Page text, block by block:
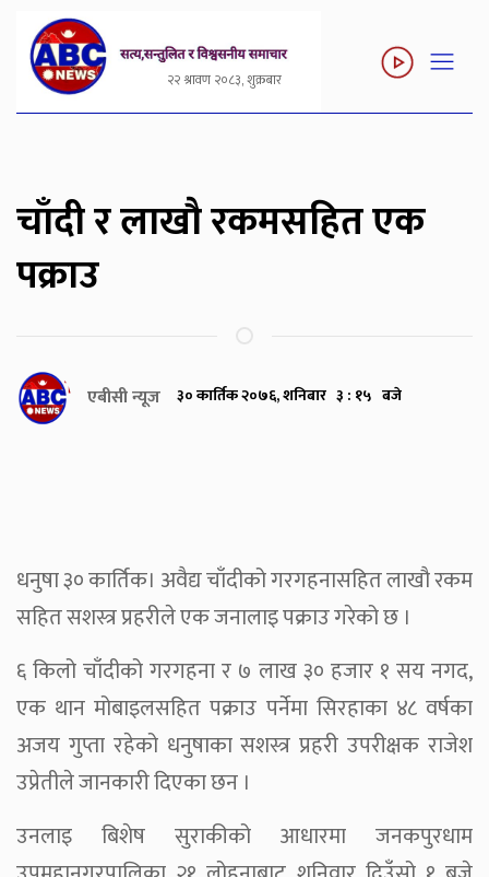
२२ श्रावण २०८३, शुक्रबार
चाँदी र लाखौ रकमसहित एक
पक्राउ
एबीसी न्यूज ३० कार्तिक २०७६, शनिबार ३ : १५ बजे
धनुषा ३० कार्तिक। अवैद्य चाँदीको गरगहनासहित लाखौ रकम
सहित सशस्त्र प्रहरीले एक जनालाइ पक्राउ गरेको छ ।
६ किलो चाँदीको गरगहना र ७ लाख ३० हजार १ सय नगद,
एक थान मोबाइलसहित पक्राउ पर्नेमा सिरहाका ४८ वर्षका
अजय गुप्ता रहेको धनुषाका सशस्त्र प्रहरी उपरीक्षक राजेश
उप्रेतीले जानकारी दिएका छन ।
उनलाइ बिशेष सुराकीको आधारमा जनकपुरधाम